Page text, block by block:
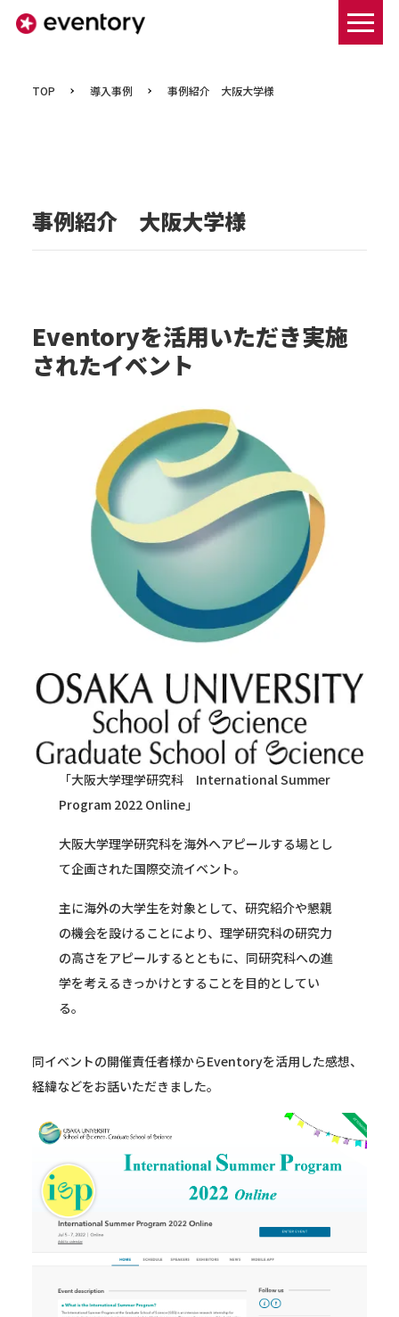
TOP 導入事例 事例紹介 大阪大学様
事例紹介 大阪大学様
Eventoryを活用いただき実施
されたイベント
「大阪大学理学研究科 International Summer
Program 2022 Online」
大阪大学理学研究科を海外へアピールする場とし
て企画された国際交流イベント。
主に海外の大学生を対象として、研究紹介や懇親
の機会を設けることにより、理学研究科の研究力
の高さをアピールするとともに、同研究科への進
学を考えるきっかけとすることを目的としてい
る。
同イベントの開催責任者様からEventoryを活用した感想、
経緯などをお話いただきました。